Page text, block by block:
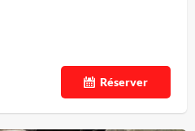
Réserver